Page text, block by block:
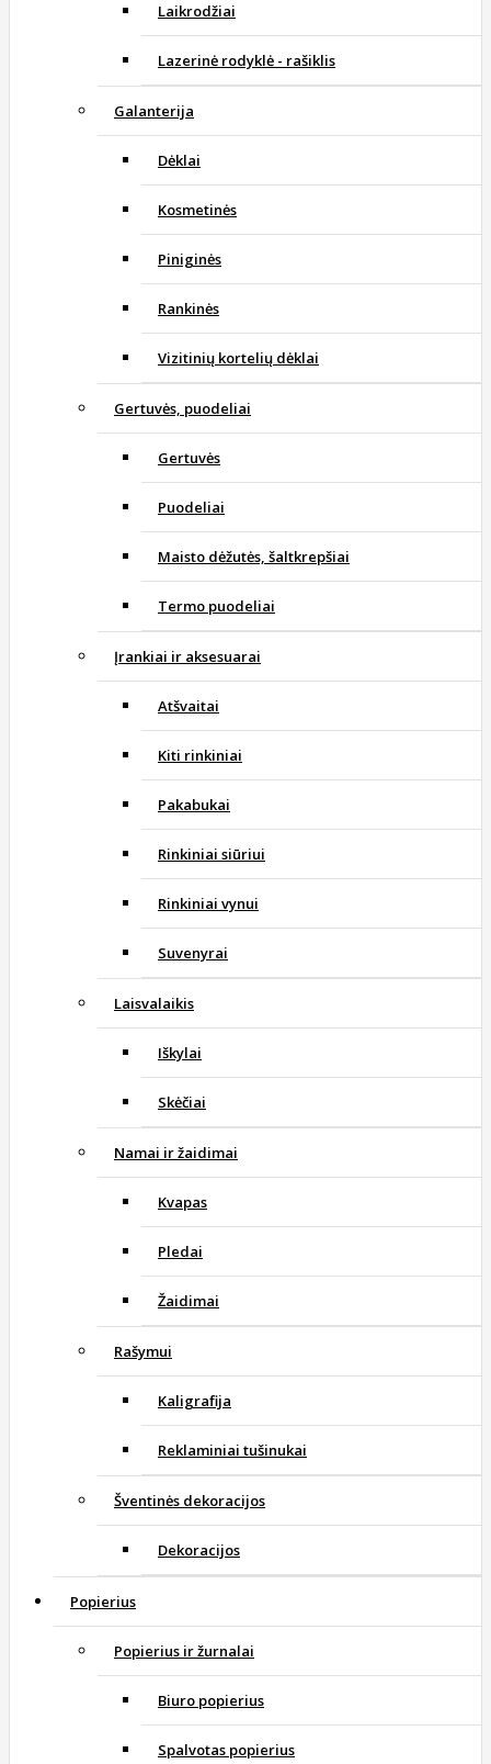
Laikrodžiai
Lazerinė rodyklė - rašiklis
Galanterija
Dėklai
Kosmetinės
Piniginės
Rankinės
Vizitinių kortelių dėklai
Gertuvės, puodeliai
Gertuvės
Puodeliai
Maisto dėžutės, šaltkrepšiai
Termo puodeliai
Įrankiai ir aksesuarai
Atšvaitai
Kiti rinkiniai
Pakabukai
Rinkiniai siūriui
Rinkiniai vynui
Suvenyrai
Laisvalaikis
Iškylai
Skėčiai
Namai ir žaidimai
Kvapas
Pledai
Žaidimai
Rašymui
Kaligrafija
Reklaminiai tušinukai
Šventinės dekoracijos
Dekoracijos
Popierius
Popierius ir žurnalai
Biuro popierius
Spalvotas popierius